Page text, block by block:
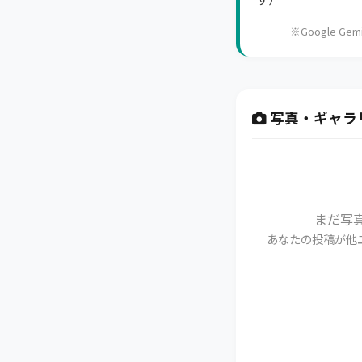
※Google
写真・ギャラ
まだ写
あなたの投稿が他